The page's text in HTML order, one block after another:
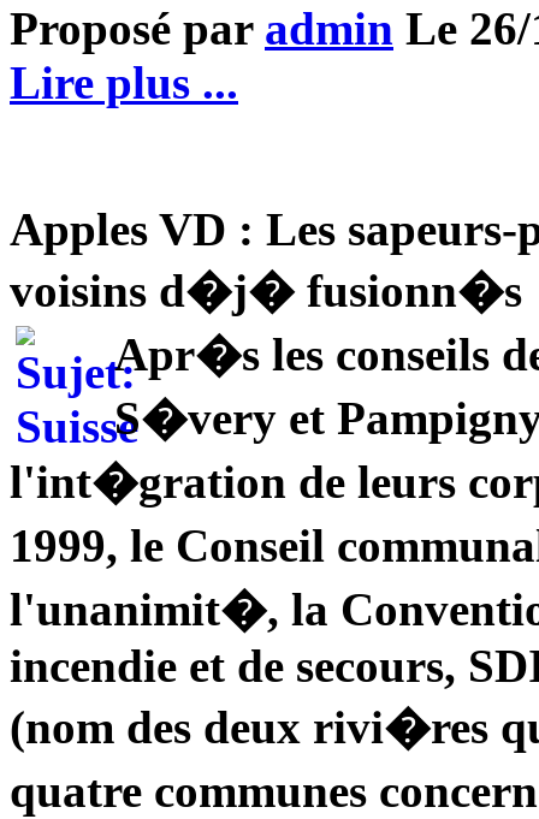
Proposé par admin Le
Lire plus ...
Apples VD : Les
voisins d�j� fusionn�s
Apr�s les conseils
S�very et
l'int�gration de leurs
1999, le Conseil
l'unanimit�, la
incendie et de secours,
(nom des deux rivi�res
quatre communes